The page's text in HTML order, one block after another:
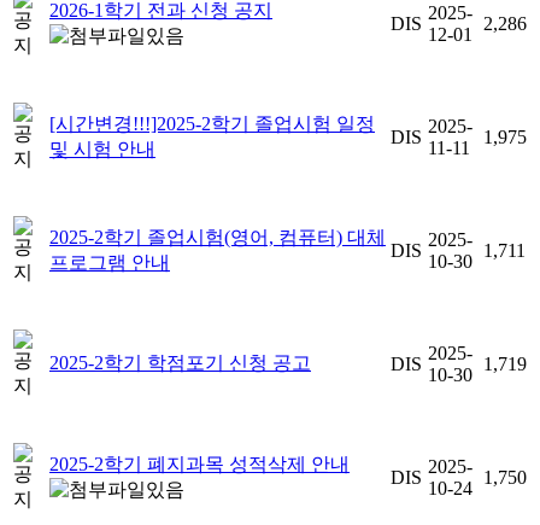
2026-1학기 전과 신청 공지
DIS
2025-
12-01
2,286
[시간변경!!!]2025-2학기 졸업시험 일정
및 시험 안내
DIS
2025-
11-11
1,975
2025-2학기 졸업시험(영어, 컴퓨터) 대체
프로그램 안내
DIS
2025-
10-30
1,711
2025-2학기 학점포기 신청 공고 DIS
2025-
10-30
1,719
2025-2학기 폐지과목 성적삭제 안내
DIS
2025-
10-24
1,750